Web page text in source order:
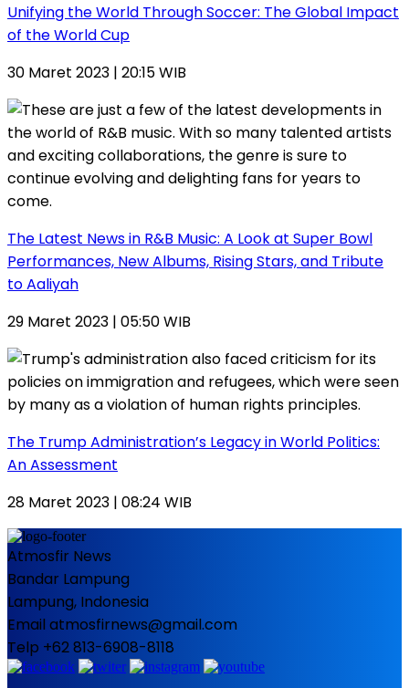
Unifying the World Through Soccer: The Global Impact
of the World Cup
30 Maret 2023 | 20:15 WIB
The Latest News in R&B Music: A Look at Super Bowl
Performances, New Albums, Rising Stars, and Tribute
to Aaliyah
29 Maret 2023 | 05:50 WIB
The Trump Administration’s Legacy in World Politics:
An Assessment
28 Maret 2023 | 08:24 WIB
Atmosfir News
Bandar Lampung
Lampung, Indonesia
Email atmosfirnews@gmail.com
Telp +62 813-6908-8118